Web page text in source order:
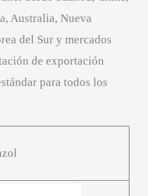
Australia, Nueva
del Sur y mercados
de exportación
para todos los